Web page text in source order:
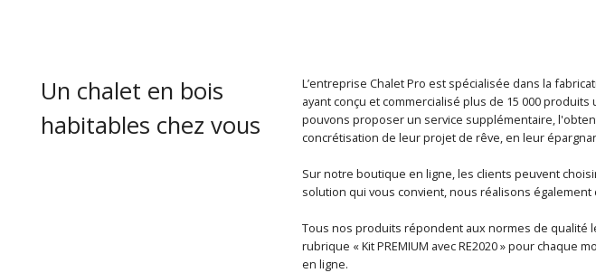
Un chalet en bois
habitables chez vous
L’entreprise Chalet Pro est spécialisée dans la
ayant conçu et commercialisé plus de 15 000
pouvons proposer un service supplémentaire,
concrétisation de leur projet de rêve, en leur
Sur notre boutique en ligne, les clients peuvent
solution qui vous convient, nous réalisons
Tous nos produits répondent aux normes de qualité
rubrique « Kit PREMIUM avec RE2020 » pour
en ligne.